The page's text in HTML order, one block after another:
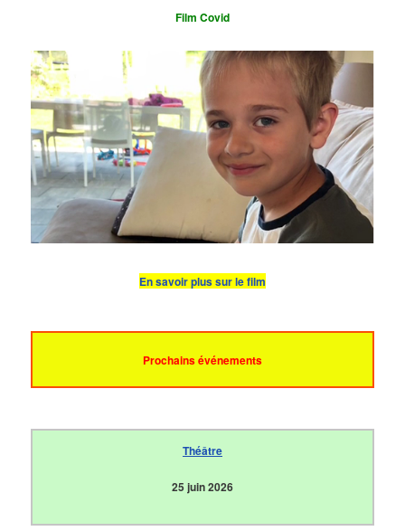
Film Covid
En savoir plus sur le film
Prochains événements
Théâtre
25 juin 2026